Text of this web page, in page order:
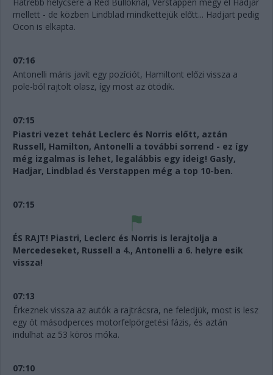
mellett - de közben Lindblad mindkettejük előtt... Hadjart pedig
Ocon is elkapta.
07:16
Antonelli máris javít egy pozíciót, Hamiltont előzi vissza a
pole-ból rajtolt olasz, így most az ötödik.
07:15
Piastri vezet tehát Leclerc és Norris előtt, aztán
Russell, Hamilton, Antonelli a további sorrend - ez így
még izgalmas is lehet, legalábbis egy ideig! Gasly,
Hadjar, Lindblad és Verstappen még a top 10-ben.
07:15
ÉS RAJT! Piastri, Leclerc és Norris is lerajtolja a
Mercedeseket, Russell a 4., Antonelli a 6. helyre esik
vissza!
07:13
Érkeznek vissza az autók a rajtrácsra, ne feledjük, most is lesz
egy öt másodperces motorfelpörgetési fázis, és aztán
indulhat az 53 körös móka.
07:10